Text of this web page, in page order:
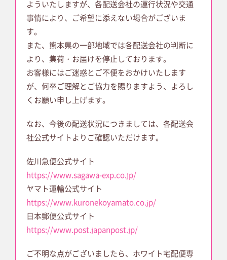
よういたしますが、各配送会社の運行状況や交通
事情により、ご希望に添えない場合がございま
す。
また、熊本県の一部地域では各配送会社の判断に
より、集荷・お届けを停止しております。
お客様にはご迷惑とご不便をおかけいたします
が、何卒ご理解とご協力を賜りますよう、よろし
くお願い申し上げます。
なお、今後の配送状況につきましては、各配送会
社公式サイトよりご確認いただけます。
佐川急便公式サイト
https://www.sagawa-exp.co.jp/
ヤマト運輸公式サイト
https://www.kuronekoyamato.co.jp/
日本郵便公式サイト
https://www.post.japanpost.jp/
ご不明な点がございましたら、ホワイト宅配便専
各コースの紹介 私たちについて
会社概要 ご利用ガイド
特定商取引法に基づく表記 プライバシーポリシー